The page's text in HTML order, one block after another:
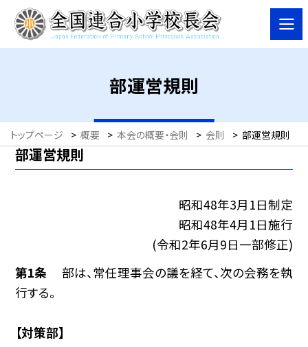
部運営規則
トップページ > 概要 > 本会の概要・会則 > 会則 > 部運営規則
部運営規則
昭和48年3月1日制定
昭和48年4月1日施行
(令和2年6月9日一部修正)
第1条
部は、常任理事会の議を経て、次の会務を執
行する。
【対策部】